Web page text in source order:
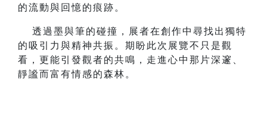
的流動與回憶的痕跡。
透過墨與筆的碰撞，展者在創作中尋找出獨特
的吸引力與精神共振。期盼此次展覽不只是觀
看，更能引發觀者的共鳴，走進心中那片深邃、
靜謐而富有情感的森林。